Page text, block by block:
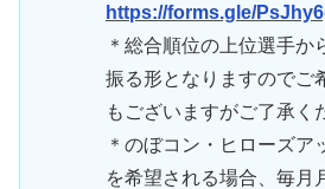
https://forms.gle/
＊総合順位の上位選手か
振る形となりますのでご
もございますがご了承く
＊のぼコン・ヒローズア
を希望される場合、毎月